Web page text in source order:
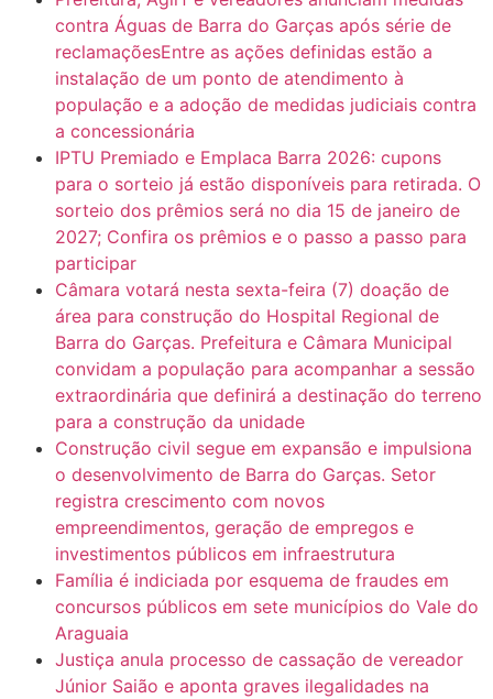
contra Águas de Barra do Garças após série de
reclamaçõesEntre as ações definidas estão a
instalação de um ponto de atendimento à
população e a adoção de medidas judiciais contra
a concessionária
IPTU Premiado e Emplaca Barra 2026: cupons
para o sorteio já estão disponíveis para retirada. O
sorteio dos prêmios será no dia 15 de janeiro de
2027; Confira os prêmios e o passo a passo para
participar
Câmara votará nesta sexta-feira (7) doação de
área para construção do Hospital Regional de
Barra do Garças. Prefeitura e Câmara Municipal
convidam a população para acompanhar a sessão
extraordinária que definirá a destinação do terreno
para a construção da unidade
Construção civil segue em expansão e impulsiona
o desenvolvimento de Barra do Garças. Setor
registra crescimento com novos
empreendimentos, geração de empregos e
investimentos públicos em infraestrutura
Família é indiciada por esquema de fraudes em
concursos públicos em sete municípios do Vale do
Araguaia
Justiça anula processo de cassação de vereador
Júnior Saião e aponta graves ilegalidades na